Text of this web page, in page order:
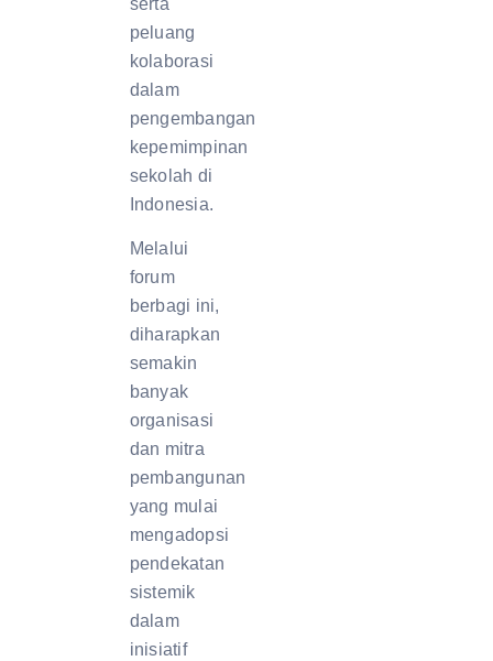
peluang
kolaborasi
dalam
pengembangan
kepemimpinan
sekolah di
Indonesia.
Melalui
forum
berbagi ini,
diharapkan
semakin
banyak
organisasi
dan mitra
pembangunan
yang mulai
mengadopsi
pendekatan
sistemik
dalam
inisiatif